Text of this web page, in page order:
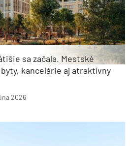
sa začala. Mestské
kancelárie aj atraktívny
2026